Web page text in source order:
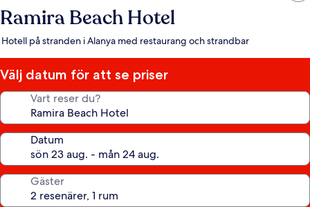
Ramira Beach Hotel
Hotell på stranden i Alanya med restaurang och strandbar
Välj datum för att se priser
Vart reser du?
Datum
Gäster